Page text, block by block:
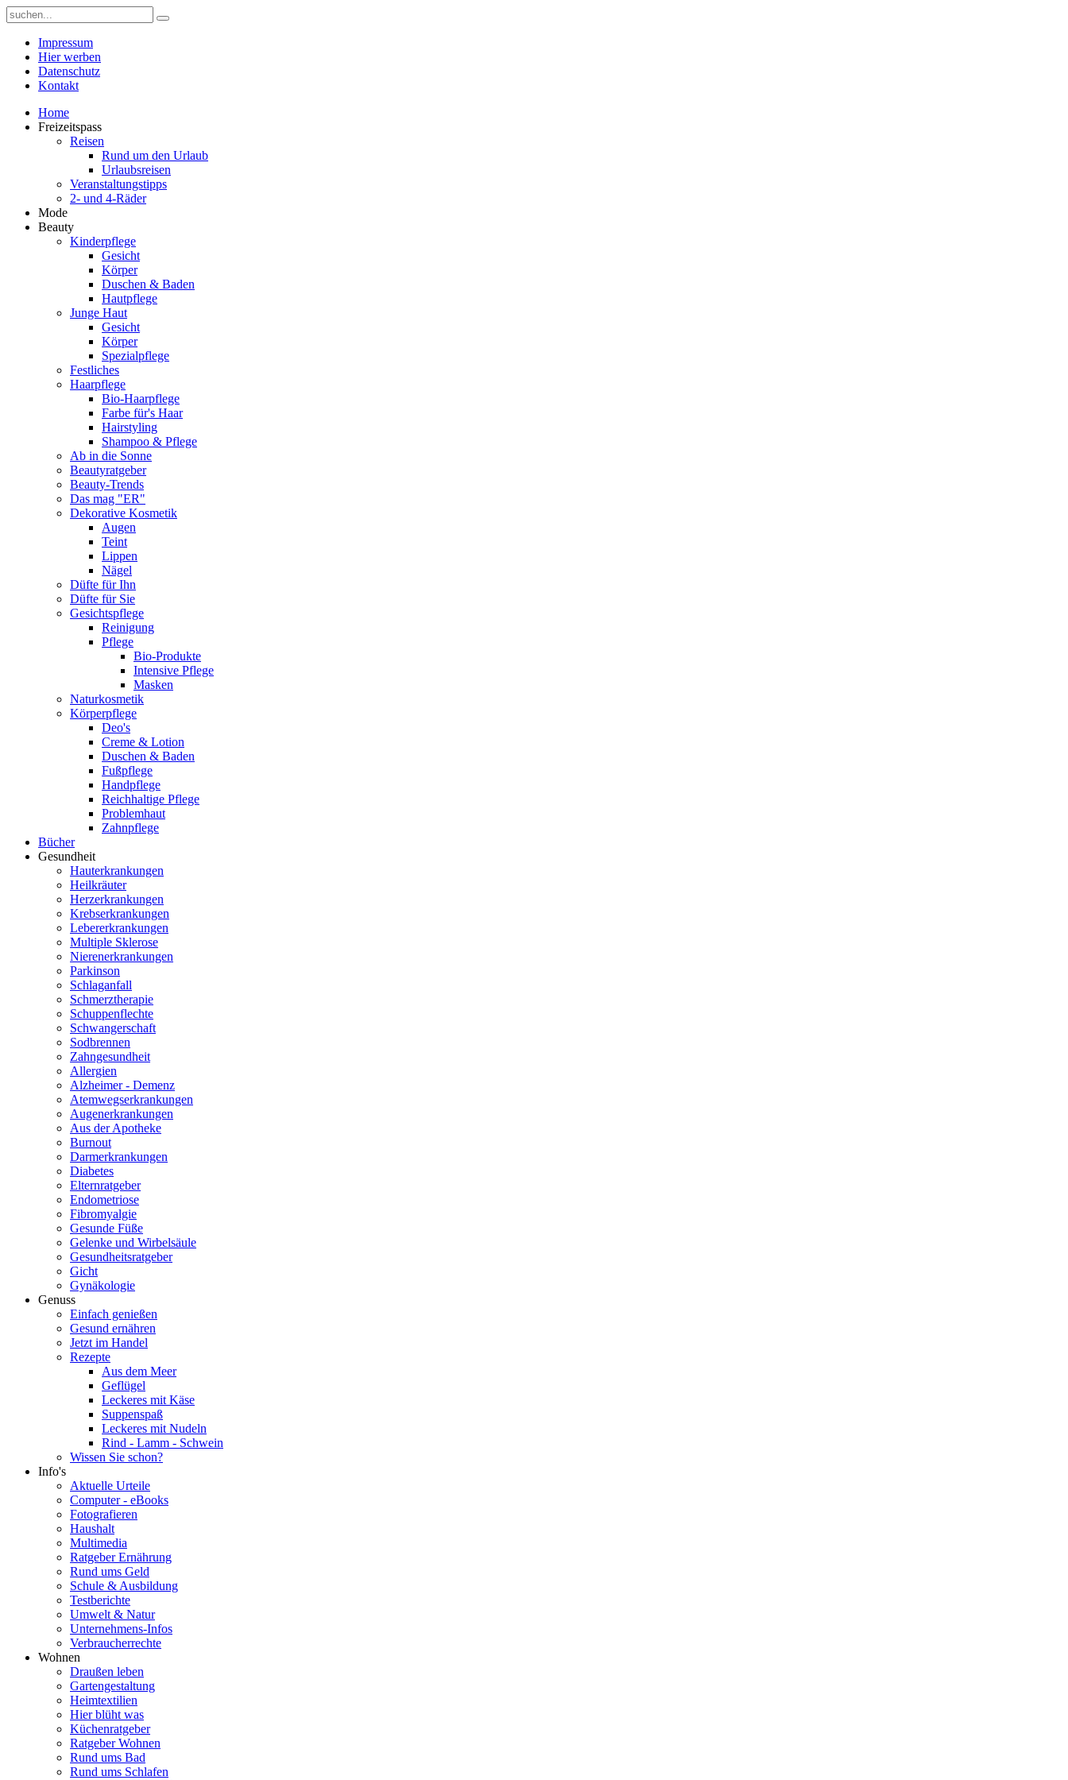
Impressum
Hier werben
Datenschutz
Kontakt
Home
Freizeitspass
Reisen
Rund um den Urlaub
Urlaubsreisen
Veranstaltungstipps
2- und 4-Räder
Mode
Beauty
Kinderpflege
Gesicht
Körper
Duschen & Baden
Hautpflege
Junge Haut
Gesicht
Körper
Spezialpflege
Festliches
Haarpflege
Bio-Haarpflege
Farbe für's Haar
Hairstyling
Shampoo & Pflege
Ab in die Sonne
Beautyratgeber
Beauty-Trends
Das mag "ER"
Dekorative Kosmetik
Augen
Teint
Lippen
Nägel
Düfte für Ihn
Düfte für Sie
Gesichtspflege
Reinigung
Pflege
Bio-Produkte
Intensive Pflege
Masken
Naturkosmetik
Körperpflege
Deo's
Creme & Lotion
Duschen & Baden
Fußpflege
Handpflege
Reichhaltige Pflege
Problemhaut
Zahnpflege
Bücher
Gesundheit
Hauterkrankungen
Heilkräuter
Herzerkrankungen
Krebserkrankungen
Lebererkrankungen
Multiple Sklerose
Nierenerkrankungen
Parkinson
Schlaganfall
Schmerztherapie
Schuppenflechte
Schwangerschaft
Sodbrennen
Zahngesundheit
Allergien
Alzheimer - Demenz
Atemwegserkrankungen
Augenerkrankungen
Aus der Apotheke
Burnout
Darmerkrankungen
Diabetes
Elternratgeber
Endometriose
Fibromyalgie
Gesunde Füße
Gelenke und Wirbelsäule
Gesundheitsratgeber
Gicht
Gynäkologie
Genuss
Einfach genießen
Gesund ernähren
Jetzt im Handel
Rezepte
Aus dem Meer
Geflügel
Leckeres mit Käse
Suppenspaß
Leckeres mit Nudeln
Rind - Lamm - Schwein
Wissen Sie schon?
Info's
Aktuelle Urteile
Computer - eBooks
Fotografieren
Haushalt
Multimedia
Ratgeber Ernährung
Rund ums Geld
Schule & Ausbildung
Testberichte
Umwelt & Natur
Unternehmens-Infos
Verbraucherrechte
Wohnen
Draußen leben
Gartengestaltung
Heimtextilien
Hier blüht was
Küchenratgeber
Ratgeber Wohnen
Rund ums Bad
Rund ums Schlafen